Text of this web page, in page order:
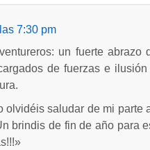
7:30 pm
un fuerte abrazo
de fuerzas e
olvidéis saludar de mi parte
brindis de fin de año para